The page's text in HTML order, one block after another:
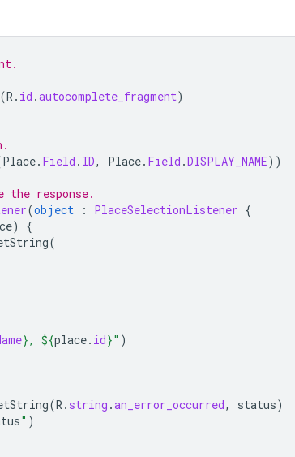
(R . id .autocomplete_fragment)
Place. Field . ID, Place. Field .DISPLAY_NAME))
response.
(object : PlaceSelectionListener {
)
{
(
}, ${place. id}" )
(R . string .an_error_occurred, status)
" )